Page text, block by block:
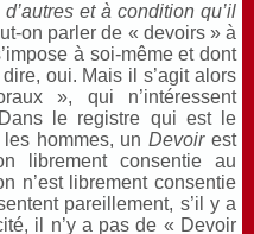
et à condition qu’il
on parler de « devoirs » à
à soi-même et dont
oui. Mais il s’agit alors
», qui n’intéressent
le registre qui est le
les hommes, unDevoirest
librement consentie au
n’est librement consentie
pareillement, s’il y a
il n’y a pas de « Devoir